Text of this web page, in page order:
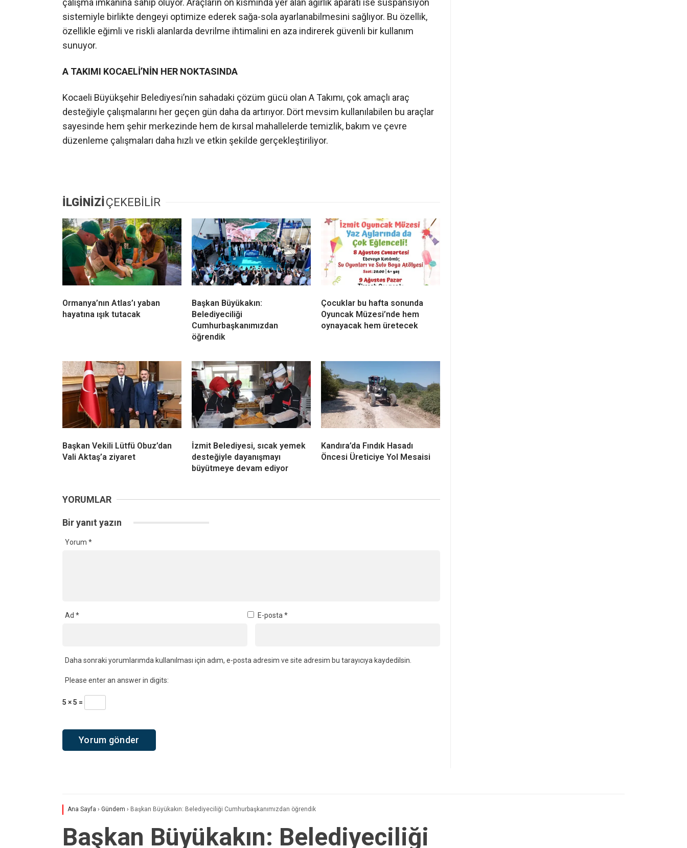
sistemiyle birlikte dengeyi optimize ederek sağa-sola ayarlanabilmesini sağlıyor. Bu özellik,
özellikle eğimli ve riskli alanlarda devrilme ihtimalini en aza indirerek güvenli bir kullanım
sunuyor.
A TAKIMI KOCAELİ’NİN HER NOKTASINDA
Kocaeli Büyükşehir Belediyesi’nin sahadaki çözüm gücü olan A Takımı, çok amaçlı araç
desteğiyle çalışmalarını her geçen gün daha da artırıyor. Dört mevsim kullanılabilen bu araçlar
sayesinde hem şehir merkezinde hem de kırsal mahallelerde temizlik, bakım ve çevre
düzenleme çalışmaları daha hızlı ve etkin şekilde gerçekleştiriliyor.
İLGİNİZİ ÇEKEBİLİR
Ormanya’nın Atlas’ı yaban
hayatına ışık tutacak
Başkan Büyükakın:
Belediyeciliği
Cumhurbaşkanımızdan
öğrendik
Çocuklar bu hafta sonunda
Oyuncak Müzesi’nde hem
oynayacak hem üretecek
Başkan Vekili Lütfü Obuz’dan
Vali Aktaş’a ziyaret
İzmit Belediyesi, sıcak yemek
desteğiyle dayanışmayı
büyütmeye devam ediyor
Kandıra’da Fındık Hasadı
Öncesi Üreticiye Yol Mesaisi
YORUMLAR
Bir yanıt yazın
Yorum *
Ad * E-posta *
Daha sonraki yorumlarımda kullanılması için adım, e-posta adresim ve site adresim bu tarayıcıya kaydedilsin.
Please enter an answer in digits:
5 × 5 =
Ana Sayfa › Gündem › Başkan Büyükakın: Belediyeciliği Cumhurbaşkanımızdan öğrendik
Başkan Büyükakın: Belediyeciliği